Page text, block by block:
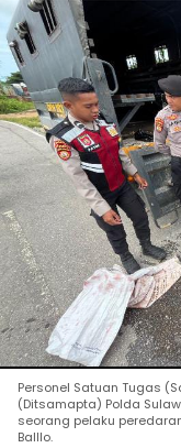
Personel Satuan Tugas
(Ditsamapta) Polda
seorang pelaku
Balllo.